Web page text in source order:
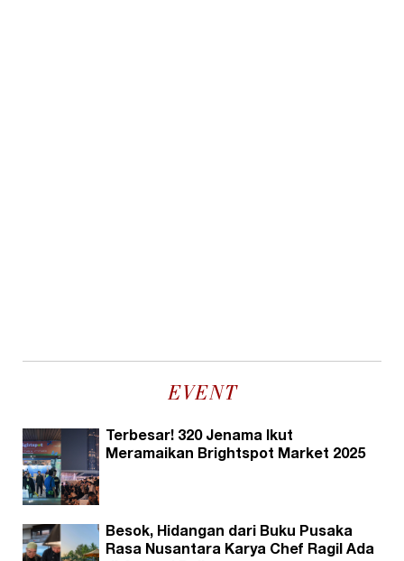
EVENT
Terbesar! 320 Jenama Ikut
Meramaikan Brightspot Market 2025
Besok, Hidangan dari Buku Pusaka
Rasa Nusantara Karya Chef Ragil Ada